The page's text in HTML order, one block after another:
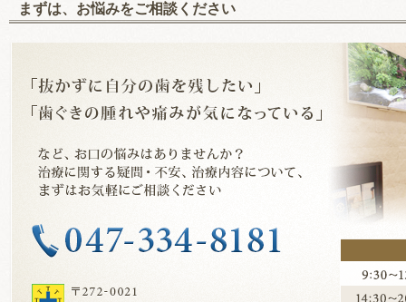
まずは、お悩みをご相談ください